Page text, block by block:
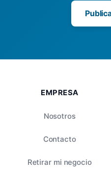
EMPRESA
Nosotros
Contacto
Retirar mi negocio